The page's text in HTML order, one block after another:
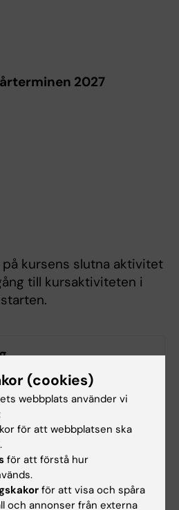
2027
kursens slutna aktivitet
till kursaktiviteten i
Kull
(cookies)
webbplats använder vi
för att webbplatsen ska
för att förstå hur
för att visa och spåra
och annonser från externa